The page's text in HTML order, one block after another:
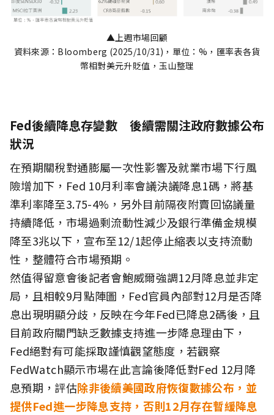
▲上週市場回顧
資料來源：Bloomberg (2025/10/31)，單位：%，匯率表各貨
幣相對美元升貶值，玉山整理
Fed後續降息存變數 後續需關注政府數據公布
狀況
在預期關稅對通膨屬一次性影響及就業市場下行風
險增加下，Fed 10月利率會議決議降息1碼，將基
準利率降至3.75-4%，另外目前隔夜附賣回協議量
持續降低，市場過剩流動性減少及銀行準備金規模
降至3兆以下，宣布至12/1起停止縮表以支持流動
性，整體符合市場預期。
然值得留意會後記者會鮑威爾強調12月降息並非定
局，且相較9月點陣圖，Fed官員內部對12月是否降
息出現明顯分歧，反映在今年Fed已降息2碼後，且
目前政府關門缺乏數據支持進一步降息理由下，
Fed絕對有可能採取謹慎觀望態度，若觀察
FedWatch顯示市場在此言論後降低對Fed 12月降
息預期，評估除非後續美國政府恢復數據公布，並
提供Fed進一步降息支持，否則12月存在暫緩降息